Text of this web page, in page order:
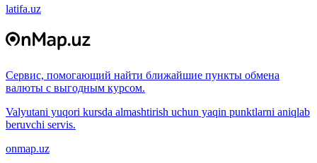
latifa.uz
Сервис, помогающий найти ближайшие пункты обмена
валюты с выгодным курсом.
Valyutani yuqori kursda almashtirish uchun yaqin punktlarni aniqlab
beruvchi servis.
onmap.uz